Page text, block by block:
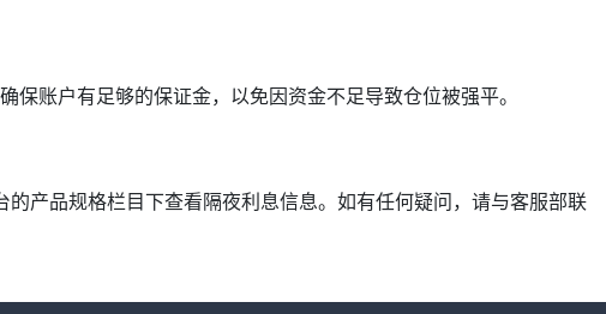
账户有足够的保证金，以免因资金不足导致仓位被强平。
产品规格栏目下查看隔夜利息信息。如有任何疑问，请与客服部联